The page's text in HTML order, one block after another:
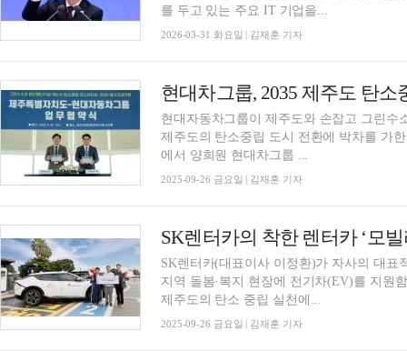
를 두고 있는 주요 IT 기업을...
2026-03-31 화요일 | 김재훈 기자
현대차그룹, 2035 제주도 탄소
현대자동차그룹이 제주도와 손잡고 그린
제주도의 탄소중립 도시 전환에 박차를 가한다. 현대차그룹은 지난 25일 제주국제컨
에서 양희원 현대차그룹 ...
2025-09-26 금요일 | 김재훈 기자
SK렌터카의 착한 렌터카 ‘모
SK렌터카(대표이사 이정환)가 자사의 대표
지역 돌봄·복지 현장에 전기차(EV)를 지원
제주도의 탄소 중립 실천에...
2025-09-26 금요일 | 김재훈 기자